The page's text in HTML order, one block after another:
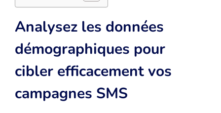
Analysez les données
démographiques pour
cibler efficacement vos
campagnes SMS